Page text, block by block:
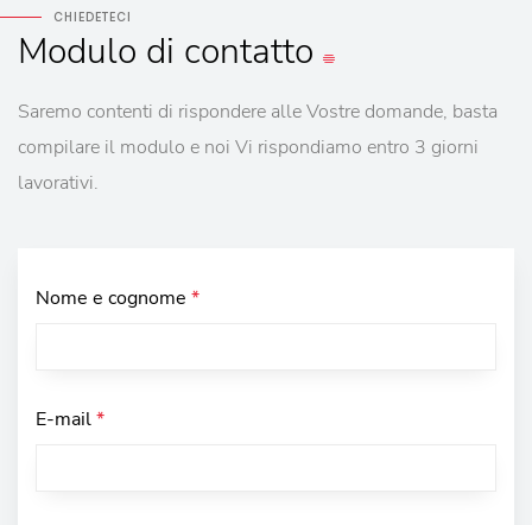
CHIEDETECI
Modulo di contatto
Saremo contenti di rispondere alle Vostre domande, basta
compilare il modulo e noi Vi rispondiamo entro 3 giorni
lavorativi.
Nome e cognome *
E-mail*